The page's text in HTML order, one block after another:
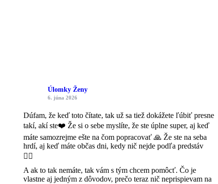
Úlomky Ženy
6. júna 2026
Dúfam, že keď toto čítate, tak už sa tiež dokážete ľúbiť presne
takí, akí ste❤️ Že si o sebe myslíte, že ste úplne super, aj keď
máte samozrejme ešte na čom popracovať 🙏 Že ste na seba
hrdí, aj keď máte občas dni, kedy nič nejde podľa predstáv
🤷‍♀️
A ak to tak nemáte, tak vám s tým chcem pomôcť. Čo je
vlastne aj jedným z dôvodov, prečo teraz nič neprispievam na